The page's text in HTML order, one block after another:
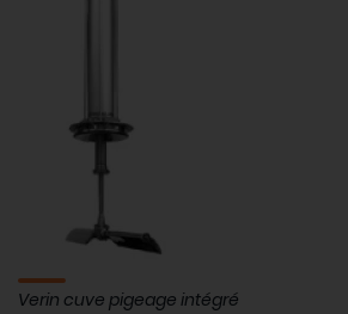
Verin cuve pigeage intégré